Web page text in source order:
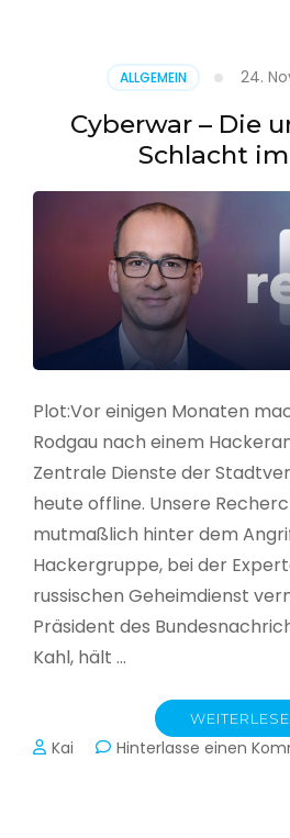
ALLGEMEIN 24.
Cyberwar – Die
Schlacht
Plot:Vor einigen Monaten
Rodgau nach einem
Zentrale Dienste der
heute offline. Unsere
mutmaßlich hinter dem
Hackergruppe, bei der
russischen Geheimdienst
Präsident des
Kahl, hält …
Kai Hinterlasse einen